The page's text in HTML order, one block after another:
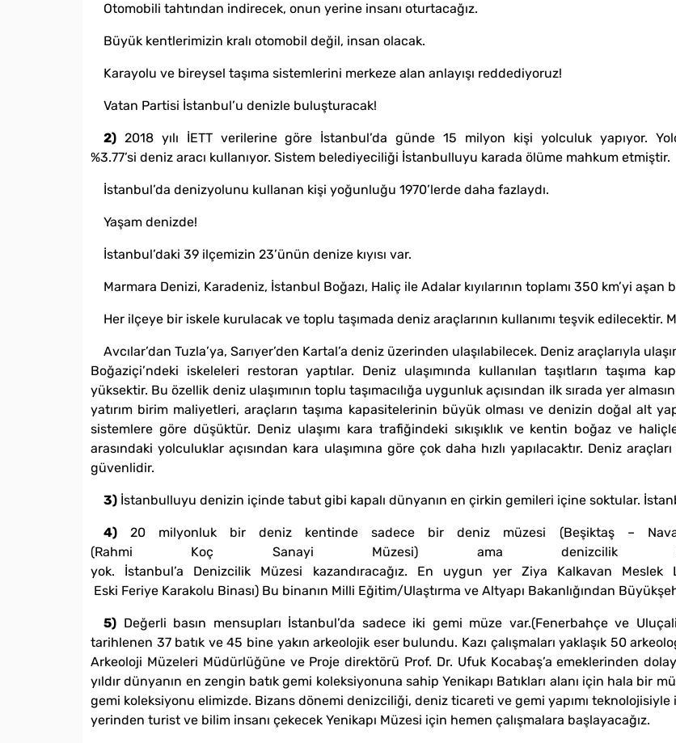
Otomobili tahtından indirecek, onun yerine insanı oturtacağız.
Büyük kentlerimizin kralı otomobil değil, insan olacak.
Karayolu ve bireysel taşıma sistemlerini merkeze alan anlayışı reddediyoruz!
Vatan Partisi İstanbul’u denizle buluşturacak!
2) 2018 yılı İETT verilerine göre İstanbul’da günde 15 milyon kişi yolculuk yapıyor.
%3.77’si deniz aracı kullanıyor. Sistem belediyeciliği İstanbulluyu karada ölüme mahkum etmiştir.
İstanbul’da denizyolunu kullanan kişi yoğunluğu 1970’lerde daha fazlaydı.
Yaşam denizde!
İstanbul’daki 39 ilçemizin 23’ünün denize kıyısı var.
Marmara Denizi, Karadeniz, İstanbul Boğazı, Haliç ile Adalar kıyılarının toplamı 350 km’yi aşan
Her ilçeye bir iskele kurulacak ve toplu taşımada deniz araçlarının kullanımı teşvik
Avcılar’dan Tuzla’ya, Sarıyer’den Kartal’a deniz üzerinden ulaşılabilecek. Deniz araçlarıyla
Boğaziçi’ndeki iskeleleri restoran yaptılar. Deniz ulaşımında kullanılan taşıtların taşıma
yüksektir. Bu özellik deniz ulaşımının toplu taşımacılığa uygunluk açısından ilk sırada yer
yatırım birim maliyetleri, araçların taşıma kapasitelerinin büyük olması ve denizin doğal alt
sistemlere göre düşüktür. Deniz ulaşımı kara trafiğindeki sıkışıklık ve kentin boğaz ve
arasındaki yolculuklar açısından kara ulaşımına göre çok daha hızlı yapılacaktır. Deniz
güvenlidir.
3) İstanbulluyu denizin içinde tabut gibi kapalı dünyanın en çirkin gemileri içine soktular.
4) 20 milyonluk bir deniz kentinde sadece bir deniz müzesi (Beşiktaş –
(Rahmi Koç Sanayi Müzesi) ama denizcilik
yok. İstanbul’a Denizcilik Müzesi kazandıracağız. En uygun yer Ziya Kalkavan Meslek
Eski Feriye Karakolu Binası) Bu binanın Milli Eğitim/Ulaştırma ve Altyapı Bakanlığından
5) Değerli basın mensupları İstanbul’da sadece iki gemi müze var.(Fenerbahçe ve
tarihlenen 37 batık ve 45 bine yakın arkeolojik eser bulundu. Kazı çalışmaları yaklaşık 50
Arkeoloji Müzeleri Müdürlüğüne ve Proje direktörü Prof. Dr. Ufuk Kocabaş’a emeklerinden
yıldır dünyanın en zengin batık gemi koleksiyonuna sahip Yenikapı Batıkları alanı için hala bir
gemi koleksiyonu elimizde. Bizans dönemi denizciliği, deniz ticareti ve gemi yapımı
yerinden turist ve bilim insanı çekecek Yenikapı Müzesi için hemen çalışmalara başlayacağız.